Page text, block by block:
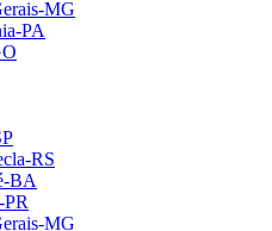
MG
PA
RS
BA
MG